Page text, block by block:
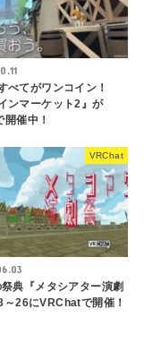
べてがワンコイン！
ンマーケット2』が
催中！
VRChat
典『メタシアター演劇
26にVRChatで開催！